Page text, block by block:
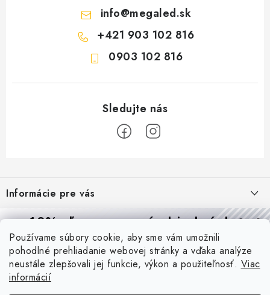
Používame súbory cookie, aby sme vám umožnili
pohodlné prehliadanie webovej stránky a vďaka analýze
neustále zlepšovali jej funkcie, výkon a použiteľnosť. Viac
informácií
info@megaled.sk
+421 903 102 816
0903 102 816
p
ä
Informácie pre vás
Reklamácie a formulár na odstúpenie od zmluvy
Obchodné podmienky
Podmienky ochrany osobných údajov
O nás - MEGALED & JANTON Zákamenné
Prijímame online platby
Blog
PIR vs. mikrovlnný senzor: ktorý je lepší a kedy ho použiť? +
10% zľavana prvú objednávku
Prihláste sa azískajtezľavu aj praktické tipy,vďaka ktorým
budete svietiť lepšie a platiť menej.